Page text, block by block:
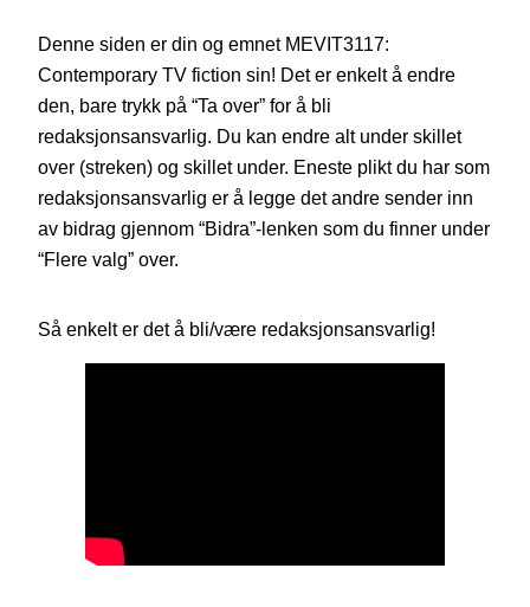
Denne siden er din og emnet MEVIT3117:
Contemporary TV fiction sin! Det er enkelt å endre
den, bare trykk på “Ta over” for å bli
redaksjonsansvarlig. Du kan endre alt under skillet
over (streken) og skillet under. Eneste plikt du har som
redaksjonsansvarlig er å legge det andre sender inn
av bidrag gjennom “Bidra”-lenken som du finner under
“Flere valg” over.
Så enkelt er det å bli/være redaksjonsansvarlig!